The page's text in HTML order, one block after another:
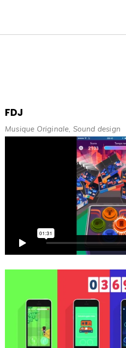
FDJ
Musique Originale Sound design